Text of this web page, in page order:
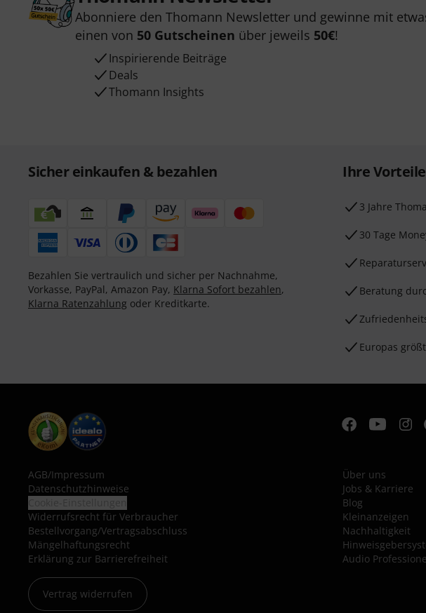
Abonniere den Thomann Newsletter und gewinne mit
einen von 50 Gutscheinen über jeweils 50€!
Inspirierende Beiträge
Deals
Thomann Insights
Sicher einkaufen & bezahlen
Bezahlen Sie vertraulich und sicher per Nachnahme,
Vorkasse, PayPal, Amazon Pay, Klarna Sofort bezahlen,
Klarna Ratenzahlung oder Kreditkarte.
Ihre Vorteile
3 Jahre
30 Tage
Beratung
Europas
AGB/Impressum
Datenschutzhinweise
Widerrufsrecht für Verbraucher
Bestellvorgang/Vertragsabschluss
Mängelhaftungsrecht
Erklärung zur Barrierefreiheit
Vertrag widerrufen
Über uns
Jobs & Karriere
Blog
Kleinanzeigen
Nachhaltigkeit
Audio